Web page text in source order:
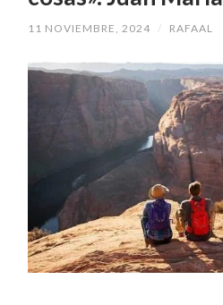
11 NOVIEMBRE, 2024 / RAFAAL